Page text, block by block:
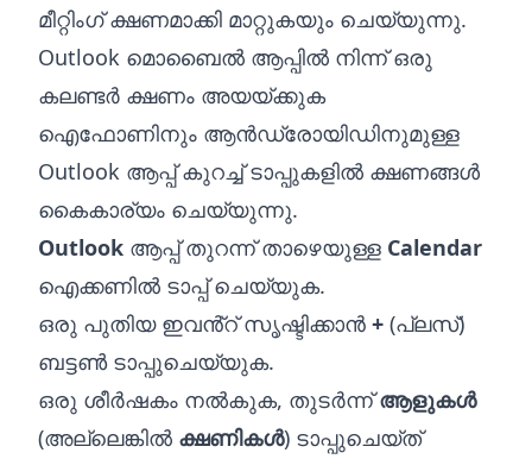
മീറ്റിംഗ് ക്ഷണമാക്കി മാറ്റുകയും ചെയ്യുന്നു.
Outlook മൊബൈൽ ആപ്പിൽ നിന്ന് ഒരു
കലണ്ടർ ക്ഷണം അയയ്‌ക്കുക
ഐഫോണിനും ആൻഡ്രോയിഡിനുമുള്ള
Outlook ആപ്പ് കുറച്ച് ടാപ്പുകളിൽ ക്ഷണങ്ങൾ
കൈകാര്യം ചെയ്യുന്നു.
Outlook ആപ്പ് തുറന്ന് താഴെയുള്ള Calendar
ഐക്കണിൽ ടാപ്പ് ചെയ്യുക.
ഒരു പുതിയ ഇവൻ്റ് സൃഷ്ടിക്കാൻ + (പ്ലസ്)
ബട്ടൺ ടാപ്പുചെയ്യുക.
ഒരു ശീർഷകം നൽകുക, തുടർന്ന്ആളുകൾ
(അല്ലെങ്കിൽ ക്ഷണികൾ) ടാപ്പുചെയ്‌ത്